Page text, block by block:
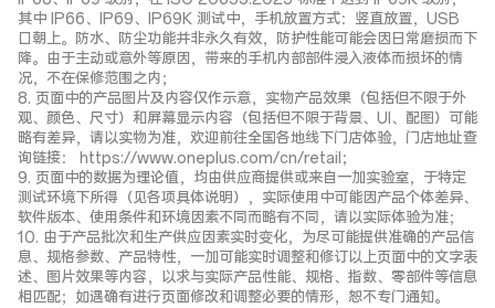
其中 IP66、IP69、IP69K 测试中，手机放置方式：竖直放置，USB
口朝上。防水、防尘功能并非永久有效，防护性能可能会因日常磨损而下
降。由于主动或意外等原因，带来的手机内部部件浸入液体而损坏的情
况，不在保修范围之内；
8. 页面中的产品图片及内容仅作示意，实物产品效果（包括但不限于外
观、颜色、尺寸）和屏幕显示内容（包括但不限于背景、UI、配图）可能
略有差异，请以实物为准，欢迎前往全国各地线下门店体验，门店地址查
询链接： https://www.oneplus.com/cn/retail；
9. 页面中的数据为理论值，均由供应商提供或来自一加实验室，于特定
测试环境下所得（见各项具体说明），实际使用中可能因产品个体差异、
软件版本、使用条件和环境因素不同而略有不同，请以实际体验为准；
10. 由于产品批次和生产供应因素实时变化，为尽可能提供准确的产品信
息、规格参数、产品特性，一加可能实时调整和修订以上页面中的文字表
述、图片效果等内容，以求与实际产品性能、规格、指数、零部件等信息
相匹配；如遇确有进行页面修改和调整必要的情形，恕不专门通知。